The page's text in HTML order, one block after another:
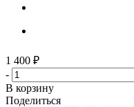
1 400 ₽
-
В корзину
Поделиться